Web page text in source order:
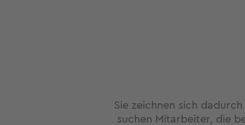
Sie zeichnen sich
suchen Mitarbeiter, die